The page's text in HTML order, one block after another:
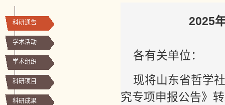
科研通告
学术活动
学术组织
科研项目
科研成果
2025
各有关单位：
现将山东省哲学
究专项申报公告》